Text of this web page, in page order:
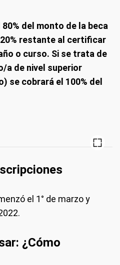
del monto de la beca
restante al certificar
o curso. Si se trata de
a de nivel superior
se cobrará el 100% del
el 1° de marzo y
¿Cómo